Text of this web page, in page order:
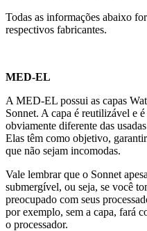
Todas as informações abaixo
respectivos fabricantes.
MED-EL
A MED-EL possui as capas
Sonnet. A capa é reutilizável e
obviamente diferente das
Elas têm como objetivo,
que não sejam incomodas.
Vale lembrar que o Sonnet
submergível, ou seja, se você
preocupado com seus
por exemplo, sem a capa, fará
o processador.